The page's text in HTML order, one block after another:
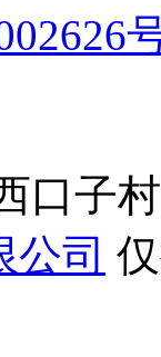
口子村
公司